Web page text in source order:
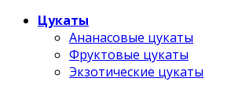
Цукаты
Ананасовые цукаты
Фруктовые цукаты
Экзотические цукаты